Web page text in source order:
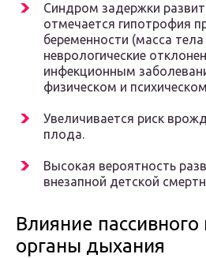
Синдром задержки
отмечается гипотрофия
беременности (масса тела
неврологические
инфекционным
физическом и
Увеличивается риск
плода.
Высокая вероятность
внезапной детской
Влияние пассивного
органы дыхания